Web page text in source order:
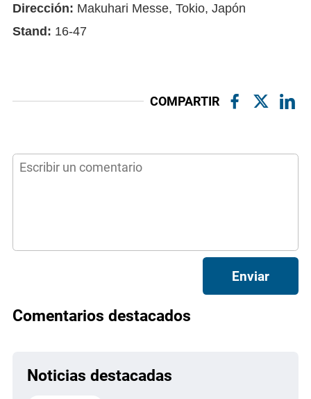
Dirección: Makuhari Messe, Tokio, Japón
Stand: 16-47
COMPARTIR
Enviar
Comentarios destacados
Noticias destacadas